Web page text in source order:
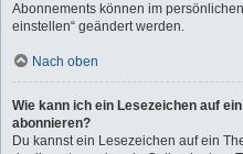
Abonnements können im
einstellen“ geändert werden.
Nach oben
Wie kann ich ein Lesezeichen auf
abonnieren?
Du kannst ein Lesezeichen auf ein